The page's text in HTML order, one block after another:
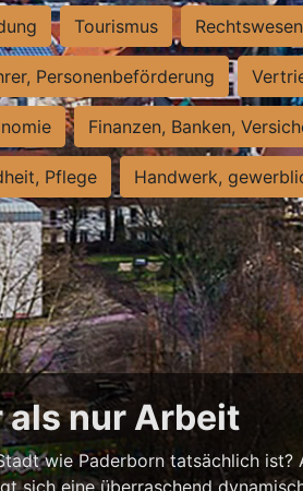
Tourismus Rechtswesen
Personenbeförderung
Finanzen, Banken,
Pflege Handwerk,
als nur Arbeit
wie Paderborn tatsächlich ist?